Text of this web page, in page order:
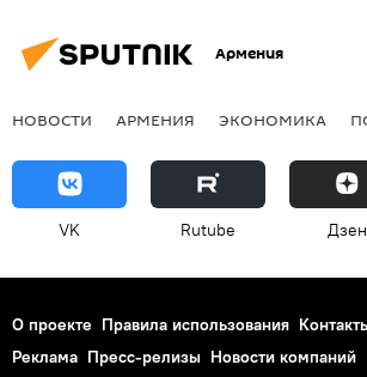
Армения
НОВОСТИ АРМЕНИЯ ЭКОНОМИКА
VK Rutube Дзен
О проекте Правила использования
Реклама Пресс-релизы Новости компаний